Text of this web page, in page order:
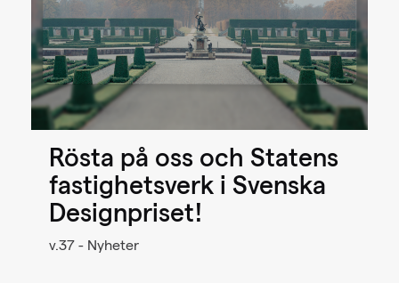
Rösta på oss och Statens
fastighetsverk i Svenska
Designpriset!
v.37 - Nyheter